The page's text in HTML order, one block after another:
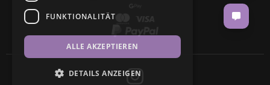
FUNKTIONALITÄT
ALLE AKZEPTIEREN
DETAILS ANZEIGEN